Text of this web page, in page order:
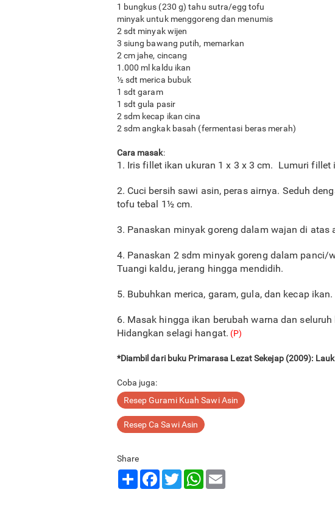
1 bungkus (230 g) tahu sutra/egg tofu
minyak untuk menggoreng dan menumis
2 sdt minyak wijen
3 siung bawang putih, memarkan
2 cm jahe, cincang
1.000 ml kaldu ikan
½ sdt merica bubuk
1 sdt garam
1 sdt gula pasir
2 sdm kecap ikan cina
2 sdm angkak basah (fermentasi beras merah)
Cara masak:
1. Iris fillet ikan ukuran 1 x 3 x 3 cm. Lumuri
2. Cuci bersih sawi asin, peras airnya. Seduh
tofu tebal 1½ cm.
3. Panaskan minyak goreng dalam wajan di
4. Panaskan 2 sdm minyak goreng dalam
Tuangi kaldu, jerang hingga mendidih.
5. Bubuhkan merica, garam, gula, dan kecap
6. Masak hingga ikan berubah warna dan
Hidangkan selagi hangat. (P)
*Diambil dari buku Primarasa Lezat Sekejap (2009):
Coba juga:
Resep Gurami Kuah Sawi Asin
Resep Ca Sawi Asin
Share
ShareFacebook
TwitterWhatsApp
Email